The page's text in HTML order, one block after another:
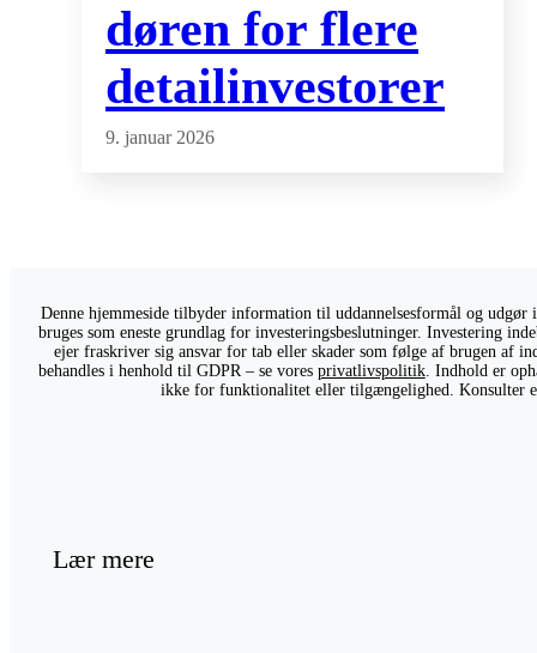
døren for flere
detailinvestorer
9. januar 2026
Denne hjemmeside tilbyder information til uddannelsesformål og
bruges som eneste grundlag for investeringsbeslutninger. Investering
ejer fraskriver sig ansvar for tab eller skader som følge af brugen af
behandles i henhold til GDPR – se vores privatlivspolitik. Indhold er
ikke for funktionalitet eller tilgængelighed. Konsulter
Lær mere